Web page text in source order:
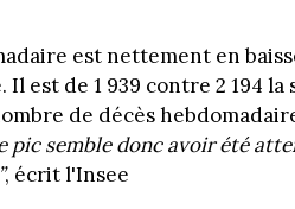
est nettement en
est de 1 939 contre 2 194 la
de décès
pic semble donc avoir été
, écrit l'Insee